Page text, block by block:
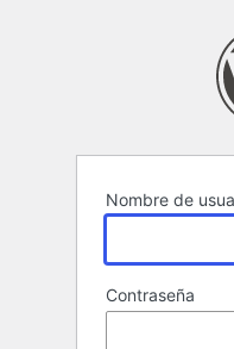
Nombre de
Contraseña